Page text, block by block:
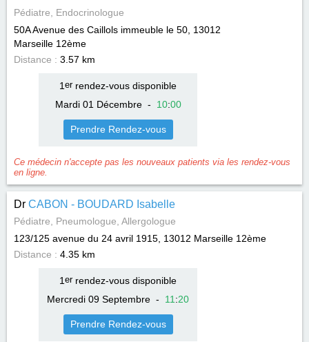
Pédiatre, Endocrinologue
50A Avenue des Caillols immeuble le 50, 13012
Marseille 12ème
Distance : 3.57 km
1 errendez-vous disponible
Mardi 01 Décembre- 10:00
Prendre Rendez-vous
Ce médecin n'accepte pas les nouveaux patients via les rendez-vous
en ligne.
Dr CABON - BOUDARD Isabelle
Pédiatre, Pneumologue, Allergologue
123/125 avenue du 24 avril 1915, 13012 Marseille 12ème
Distance : 4.35 km
1 errendez-vous disponible
Mercredi 09 Septembre - 11 :20
Prendre Rendez-vous